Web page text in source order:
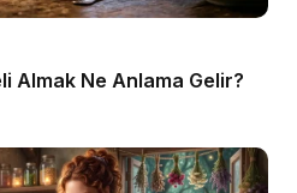
Almak Ne Anlama Gelir?